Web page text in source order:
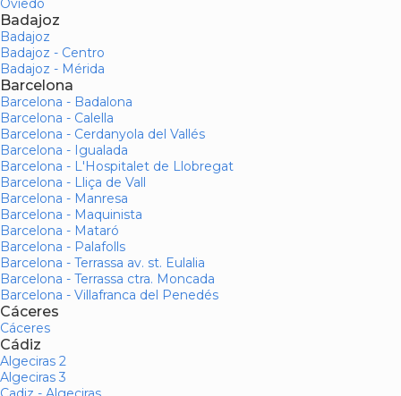
Oviedo
Badajoz
Badajoz
Badajoz - Centro
Badajoz - Mérida
Barcelona
Barcelona - Badalona
Barcelona - Calella
Barcelona - Cerdanyola del Vallés
Barcelona - Igualada
Barcelona - L'Hospitalet de Llobregat
Barcelona - Lliça de Vall
Barcelona - Manresa
Barcelona - Maquinista
Barcelona - Mataró
Barcelona - Palafolls
Barcelona - Terrassa av. st. Eulalia
Barcelona - Terrassa ctra. Moncada
Barcelona - Villafranca del Penedés
Cáceres
Cáceres
Cádiz
Algeciras 2
Algeciras 3